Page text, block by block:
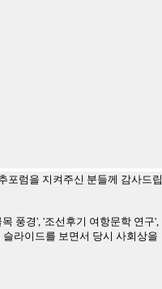
포럼을 지켜주신 분들께 감사드립
풍경', '조선후기 여항문학 연구',
라이드를 보면서 당시 사회상을